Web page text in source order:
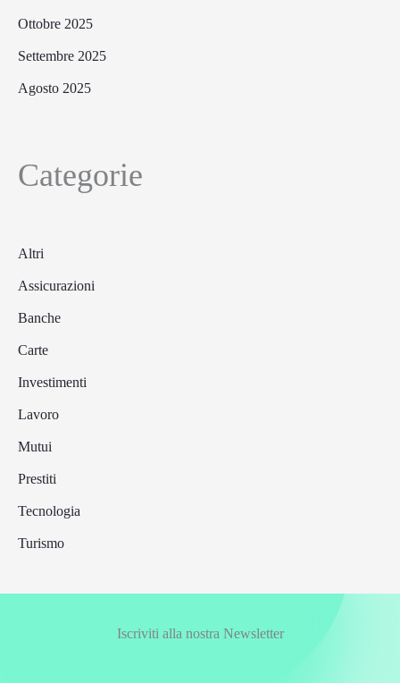
Ottobre 2025
Settembre 2025
Agosto 2025
Categorie
Altri
Assicurazioni
Banche
Carte
Investimenti
Lavoro
Mutui
Prestiti
Tecnologia
Turismo
Iscriviti alla nostra Newsletter